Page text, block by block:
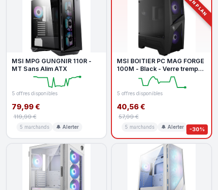
MSI MPG GUNGNIR 110R -
MT Sans Alim ATX
5 offres disponibles
79,99 €
119,99 €
5 marchands 🔔 Alerter
BON PLAN
-30%
MSI BOITIER PC MAG FORGE
100M - Black - Verre trempe -
Format ATX (306-7G03M21-
5 offres disponibles
40,56 €
57,99 €
5 marchands 🔔 Alerter